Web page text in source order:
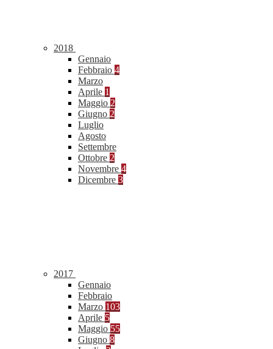
2018
Gennaio
Febbraio 4
Marzo
Aprile 1
Maggio 2
Giugno 2
Luglio
Agosto
Settembre
Ottobre 2
Novembre 4
Dicembre 3
2017
Gennaio
Febbraio
Marzo 103
Aprile 5
Maggio 55
Giugno 8